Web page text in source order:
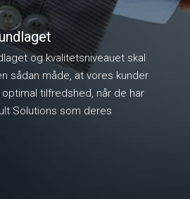
og kvalitetsniveauet skal
sådan måde, at vores kunder
tilfredshed, når de har
Solutions som deres